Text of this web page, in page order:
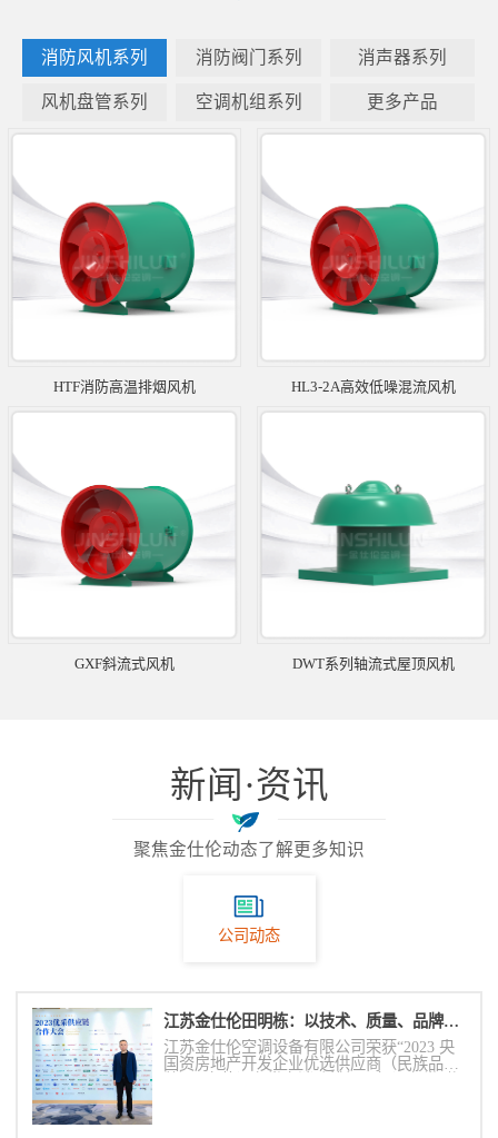
消防风机系列 消防阀门系列 消声器系列
风机盘管系列 空调机组系列 更多产品
HTF消防高温排烟风机 HL3-2A高效低噪混流风机
GXF斜流式风机 DWT系列轴流式屋顶风机
新闻·资讯
聚焦金仕伦动态了解更多知识
公司动态
江苏金仕伦田明栋：以技术、质量、品牌和产品力赋能央国企合作伙伴
江苏金仕伦空调设备有限公司荣获“2023 央
国资房地产开发企业优选供应商（民族品